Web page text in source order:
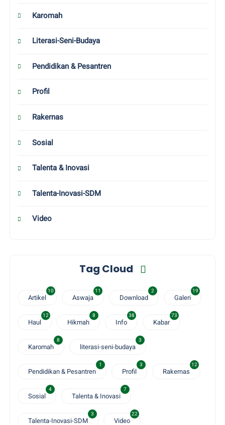
Karomah
Literasi-Seni-Budaya
Pendidikan & Pesantren
Profil
Rakernas
Sosial
Talenta & Inovasi
Talenta-Inovasi-SDM
Video
Tag Cloud
Artikel
10
Aswaja
11
Download
2
Galeri
19
Haul
12
Hikmah
8
Info
38
Kabar
73
Karomah
8
literasi-seni-budaya
3
Pendidikan & Pesantren
1
Profil
3
Rakernas
12
Sosial
4
Talenta & Inovasi
7
Talenta-Inovasi-SDM
3
Video
22